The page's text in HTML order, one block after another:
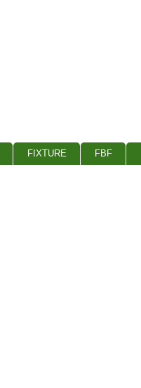
FIXTURE FBF